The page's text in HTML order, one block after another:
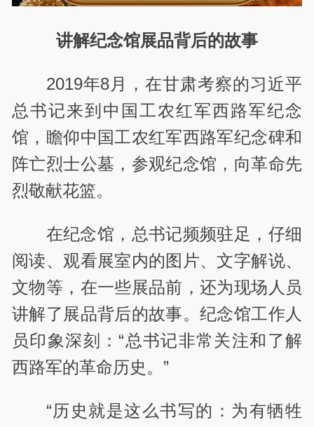
讲解纪念馆展品背后的故事
2019年8月，在甘肃考察的习近平
总书记来到中国工农红军西路军纪念
馆，瞻仰中国工农红军西路军纪念碑和
阵亡烈士公墓，参观纪念馆，向革命先
烈敬献花篮。
在纪念馆，总书记频频驻足，仔细
阅读、观看展室内的图片、文字解说、
文物等，在一些展品前，还为现场人员
讲解了展品背后的故事。纪念馆工作人
员印象深刻：“总书记非常关注和了解
西路军的革命历史。”
“历史就是这么书写的：为有牺牲